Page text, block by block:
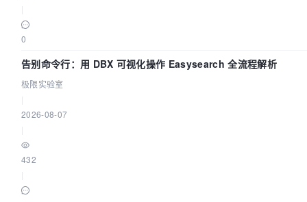
0
告别命令行：用 DBX 可视化操作 Easysearch 全流程解析
极限实验室
2026-08-07
432